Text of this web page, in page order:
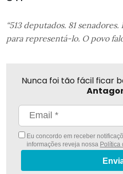
“513 deputados. 81
para representá-lo. O povo
Nunca foi tão fácil ficar
Eu concordo em receber
informações reveja nossa Política